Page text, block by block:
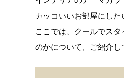
カッコいいお部屋にした
ここでは、クールでス
のかについて、ご紹介し